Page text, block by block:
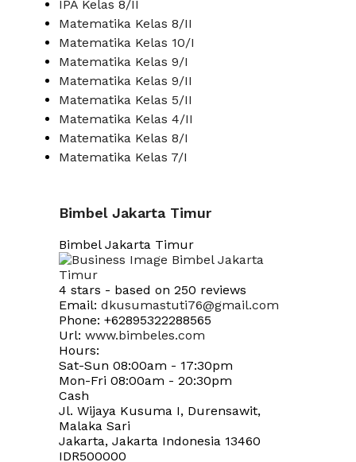
IPA Kelas 8/II
Matematika Kelas 8/II
Matematika Kelas 10/I
Matematika Kelas 9/I
Matematika Kelas 9/II
Matematika Kelas 5/II
Matematika Kelas 4/II
Matematika Kelas 8/I
Matematika Kelas 7/I
Bimbel Jakarta Timur
Bimbel Jakarta Timur
4 stars - based on 250 reviews
Email: dkusumastuti76@gmail.com
Phone: +62895322288565
Url: www.bimbeles.com
Hours:
Sat-Sun 08:00am - 17:30pm
Mon-Fri 08:00am - 20:30pm
Cash
Jl. Wijaya Kusuma I, Durensawit,
Malaka Sari
Jakarta, Jakarta Indonesia 13460
IDR500000